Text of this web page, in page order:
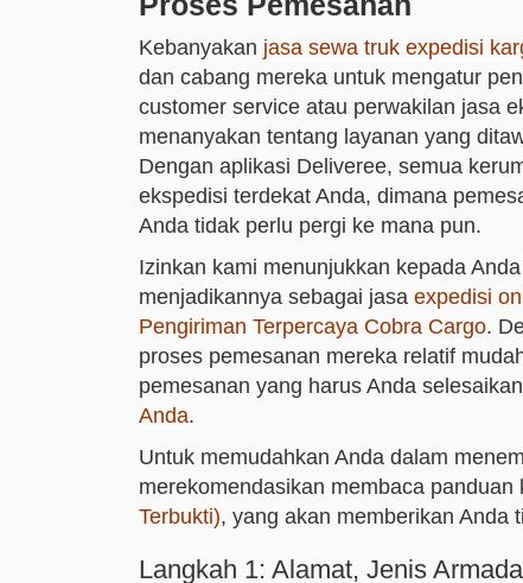
Kebanyakan jasa sewa truk expedisi
dan cabang mereka untuk mengatur
customer service atau perwakilan jasa
menanyakan tentang layanan yang
Dengan aplikasi Deliveree, semua
ekspedisi terdekat Anda, dimana
Anda tidak perlu pergi ke mana pun.
Izinkan kami menunjukkan kepada
menjadikannya sebagai jasa expedisi
Pengiriman Terpercaya Cobra Cargo.
proses pemesanan mereka relatif
pemesanan yang harus Anda
Anda.
Untuk memudahkan Anda dalam
merekomendasikan membaca panduan
Terbukti), yang akan memberikan Anda
Langkah 1: Alamat, Jenis